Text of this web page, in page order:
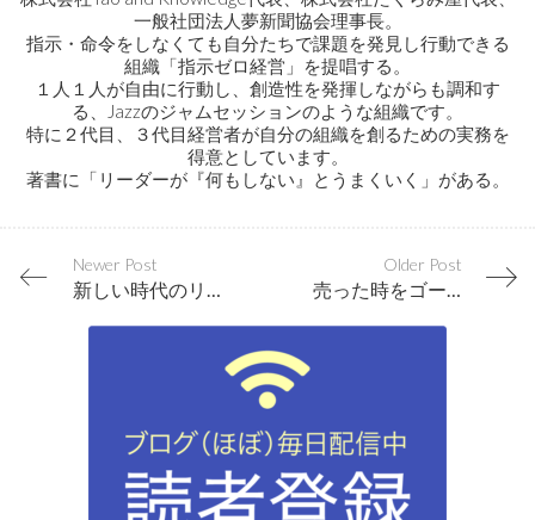
一般社団法人夢新聞協会理事長。
指示・命令をしなくても自分たちで課題を発見し行動できる
組織「指示ゼロ経営」を提唱する。
１人１人が自由に行動し、創造性を発揮しながらも調和す
る、Jazzのジャムセッションのような組織です。
特に２代目、３代目経営者が自分の組織を創るための実務を
得意としています。
著書に「リーダーが『何もしない』とうまくいく」がある。
Newer Post Older Post